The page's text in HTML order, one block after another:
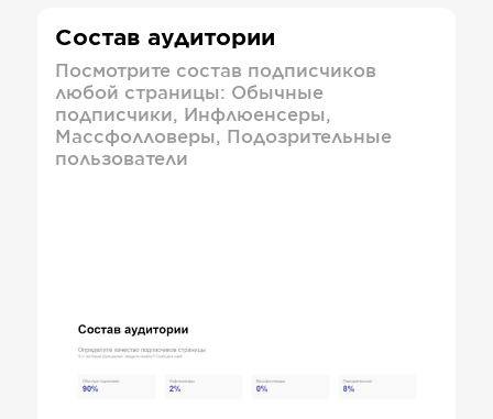
Состав аудитории
Посмотрите состав подписчиков
любой страницы: Обычные
подписчики, Инфлюенсеры,
Массфолловеры, Подозрительные
пользователи